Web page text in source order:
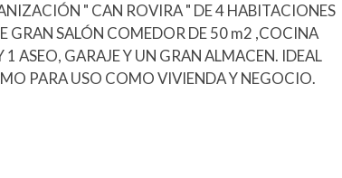
" CAN ROVIRA " DE 4 HABITACIONES
GRAN SALÓN COMEDOR DE 50 m2 ,COCINA
ASEO, GARAJE Y UN GRAN ALMACEN. IDEAL
PARA USO COMO VIVIENDA Y NEGOCIO.